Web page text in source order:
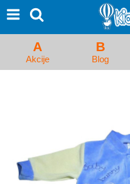
Proizvodi
Početna
Kolica za bebe i dečija kolica
Kreveci, ljuljaške i ležaljke
Kadice, noše i adapteri
A
Akcije
B
Blog